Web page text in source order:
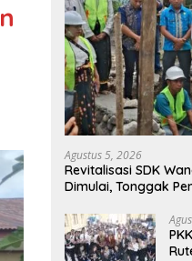
Agustus 5, 2026
Revitalisasi SDK
Dimulai, Tonggak